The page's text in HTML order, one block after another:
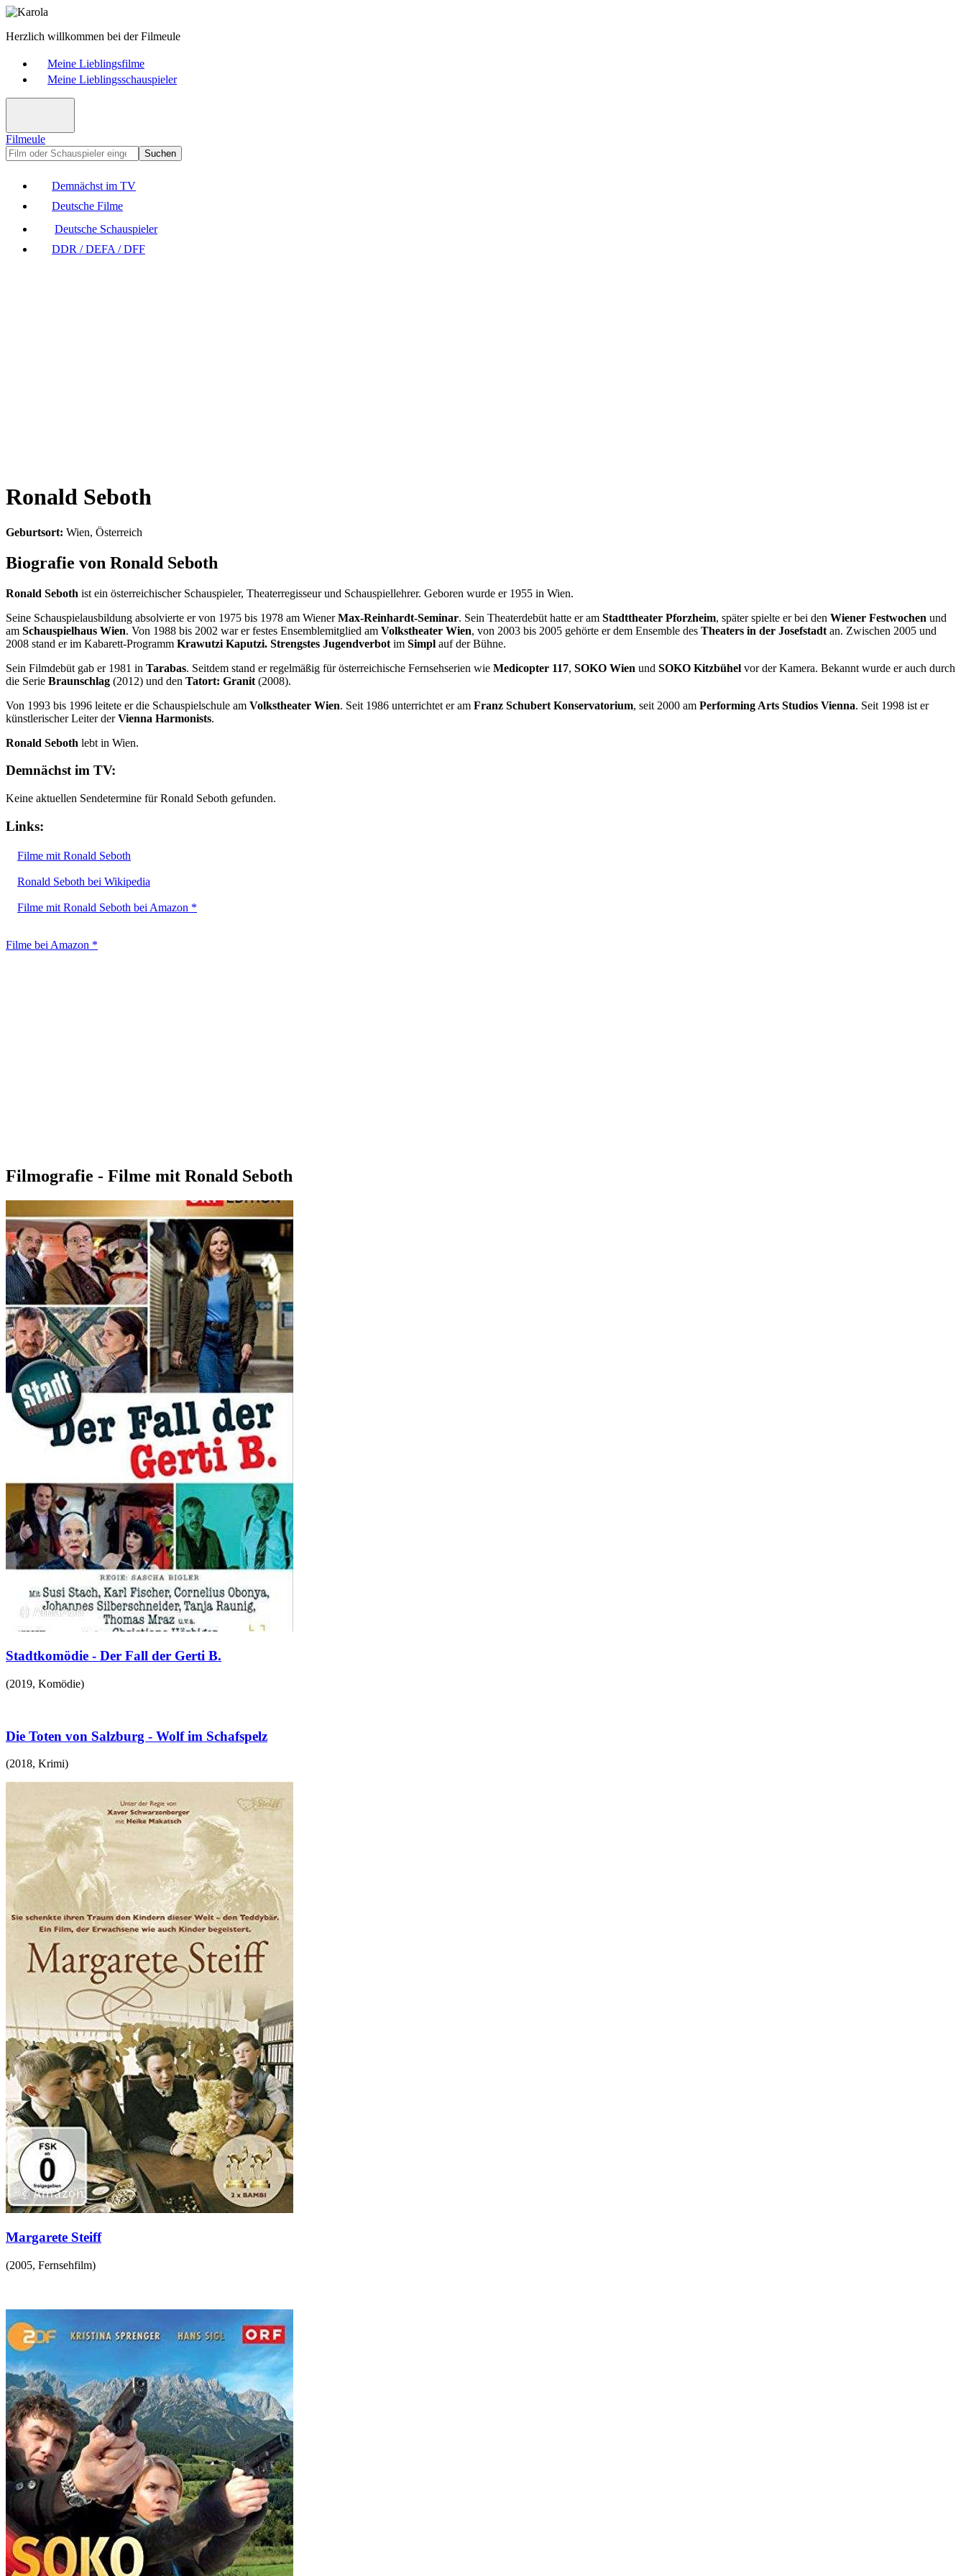
Herzlich willkommen bei der Filmeule
Meine Lieblingsfilme
Meine Lieblingsschauspieler
Filmeule
Suchen
Demnächst im TV
Deutsche Filme
Deutsche Schauspieler
DDR / DEFA / DFF
Ronald Seboth
Geburtsort: Wien, Österreich
Biografie von Ronald Seboth
Ronald Seboth ist ein österreichischer Schauspieler, Theaterregisseur und Schauspiellehrer. Geboren wurde er 1955 in Wien.
Seine Schauspielausbildung absolvierte er von 1975 bis 1978 am WienerMax-Reinhardt-Seminar. Sein Theaterdebüt hatte er am Stadttheater Pforzheim, später spielte er bei den Wiener Festwochen und
am Schauspielhaus Wien. Von 1988 bis 2002 war er festes Ensemblemitglied am Volkstheater Wien, von 2003 bis 2005 gehörte er dem Ensemble des Theaters in der Josefstadt an. Zwischen 2005 und
2008 stand er im Kabarett-Programm Krawutzi Kaputzi. Strengstes Jugendverbot im Simpl auf der Bühne.
Sein Filmdebüt gab er 1981 in Tarabas. Seitdem stand er regelmäßig für österreichische Fernsehserien wie Medicopter 117, SOKO Wien und SOKO Kitzbühel vor der Kamera. Bekannt wurde er auch durch
die Serie Braunschlag (2012) und den Tatort: Granit (2008).
Von 1993 bis 1996 leitete er die Schauspielschule am Volkstheater Wien. Seit 1986 unterrichtet er am Franz Schubert Konservatorium, seit 2000 am Performing Arts Studios Vienna. Seit 1998 ist er
künstlerischer Leiter derVienna Harmonists.
Ronald Seboth lebt in Wien.
Demnächst im TV:
Keine aktuellen Sendetermine für Ronald Seboth gefunden.
Links:
Filme mit Ronald Seboth
Ronald Seboth bei Wikipedia
Filme mit Ronald Seboth bei Amazon *
Filme bei Amazon *
Filmografie - Filme mit Ronald Seboth
Stadtkomödie - Der Fall der Gerti B.
(2019, Komödie)
Die Toten von Salzburg - Wolf im Schafspelz
(2018, Krimi)
Margarete Steiff
(2005, Fernsehfilm)